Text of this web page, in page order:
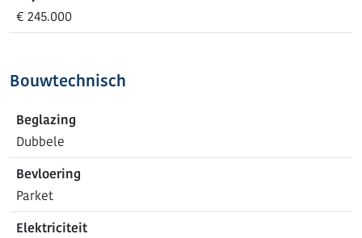
€ 245.000
Bouwtechnisch
Beglazing
Dubbele
Bevloering
Parket
Elektriciteit